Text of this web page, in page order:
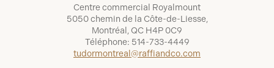
Centre commercial Royalmount
5050 chemin de la Côte-de-Liesse,
Montréal, QC H4P 0C9
Téléphone: 514-733-4449
tudormontreal@raffiandco.com